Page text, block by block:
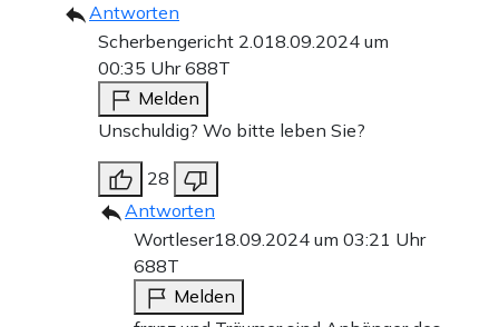
Antworten
Scherbengericht 2.018.09.2024 um
00:35 Uhr688T
Melden
Unschuldig? Wo bitte leben Sie?
28
Antworten
Wortleser18.09.2024 um 03:21 Uhr
688T
Melden